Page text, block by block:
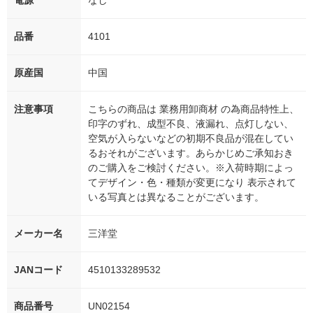
品番 4101
原産国 中国
注意事項
こちらの商品は 業務用卸商材 の為商品特性上、
印字のずれ、成型不良、液漏れ、点灯しない、
空気が入らないなどの初期不良品が混在してい
るおそれがございます。あらかじめご承知おき
のご購入をご検討ください。※入荷時期によっ
てデザイン・色・種類が変更になり 表示されて
いる写真とは異なることがございます。
メーカー名 三洋堂
JANコード 4510133289532
商品番号 UN02154